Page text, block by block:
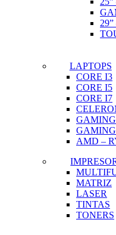
29”
LAPTOPS
CORE I3
CORE I5
CORE I7
AMD –
MATRIZ
LASER
TINTAS
TONERS